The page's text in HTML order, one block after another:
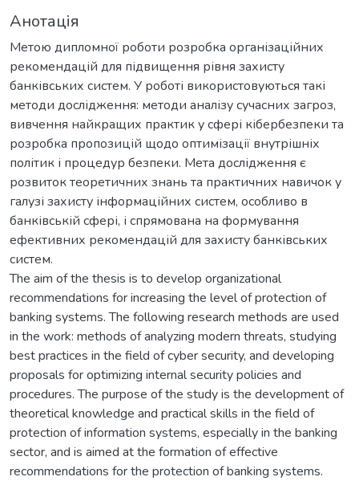
Анотація
Метою дипломної роботи розробка організаційних
рекомендацій для підвищення рівня захисту
банківських систем. У роботі використовуються такі
методи дослідження: методи аналізу сучасних загроз,
вивчення найкращих практик у сфері кібербезпеки та
розробка пропозицій щодо оптимізації внутрішніх
політик і процедур безпеки. Мета дослідження є
розвиток теоретичних знань та практичних навичок у
галузі захисту інформаційних систем, особливо в
банківській сфері, і спрямована на формування
ефективних рекомендацій для захисту банківських
систем.
The aim of the thesis is to develop organizational
recommendations for increasing the level of protection of
banking systems. The following research methods are used
in the work: methods of analyzing modern threats, studying
best practices in the field of cyber security, and developing
proposals for optimizing internal security policies and
procedures. The purpose of the study is the development of
theoretical knowledge and practical skills in the field of
protection of information systems, especially in the banking
sector, and is aimed at the formation of effective
recommendations for the protection of banking systems.